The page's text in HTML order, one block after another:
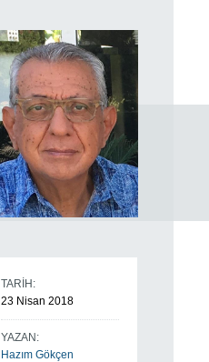
TARİH:
23 Nisan 2018
YAZAN:
Hazım Gökçen